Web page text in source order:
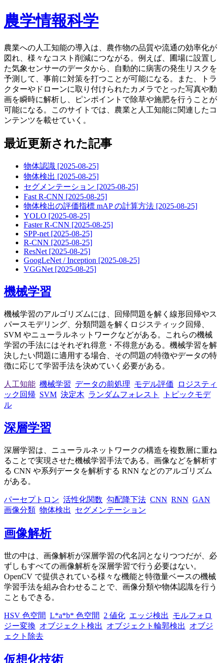
農学情報科学
農業への人工知能の導入は、農作物の品質や流通の効率化が
図れ、様々なコスト削減につながる。例えば、圃場に設置し
た気象センサーのデータから、自動的に病害の発生リスクを
予測して、事前に対策を打つことが可能になる。また、トラ
クターやドローンに取り付けられたカメラでとった写真や動
画を瞬時に解析し、ピンポイントで除草や施肥を行うことが
可能になる。このサイトでは、農業と人工知能に関連したコ
ンテンツを載せていく。
最近更新された記事
物体認識 [2025-08-25]
物体検出 [2025-08-25]
セグメンテーション [2025-08-25]
Fast R-CNN [2025-08-25]
物体検出の評価指標 mAP の計算方法 [2025-08-25]
YOLO [2025-08-25]
Faster R-CNN [2025-08-25]
SPP-net [2025-08-25]
R-CNN [2025-08-25]
ResNet [2025-08-25]
GoogLeNet / Inception [2025-08-25]
VGGNet [2025-08-25]
機械学習
機械学習のアルゴリズムには、回帰問題を解く線形回帰やス
パースモデリング、分類問題を解くロジスティック回帰、
SVM やニューラルネットワークなどがある。これらの機械
学習の手法にはそれぞれ得意・不得意がある。機械学習を解
決したい問題に適用する場合、その問題の特徴やデータの特
徴に応じて学習手法を決めていく必要がある。
人工知能 機械学習 データの前処理 モデル評価
ロジスティ
ック回帰 SVM 決定木 ランダムフォレスト
トピックモデ
ル
深層学習
深層学習は、ニューラルネットワークの構造を複数層に重ね
ることで実現させた機械学習手法である。画像などを解析す
る CNN や系列データを解析する RNN などのアルゴリズム
がある。
パーセプトロン 活性化関数 勾配降下法 CNN RNN GAN
画像分類 物体検出 セグメンテーション
画像解析
世の中は、画像解析が深層学習の代名詞となりつつだが、必
ずしもすべての画像解析を深層学習で行う必要はない。
OpenCV で提供されている様々な機能と特徴量ベースの機械
学習手法を組み合わせることで、画像分類や物体認識を行う
こともできる。
HSV 色空間 L*a*b* 色空間 2 値化 エッジ検出
モルフォロ
ジー変換 オブジェクト検出 オブジェクト輪郭検出
オブジ
ェクト除去
仮想化技術